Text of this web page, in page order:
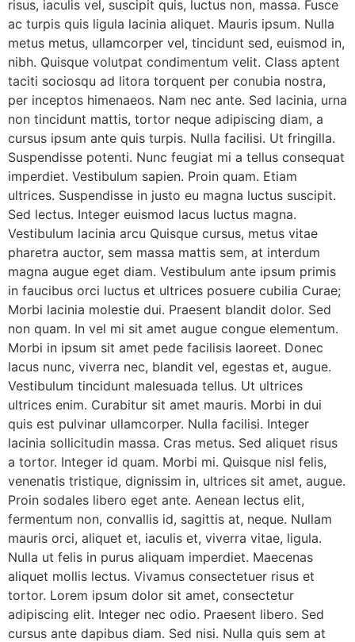
risus, iaculis vel, suscipit quis, luctus non, massa. Fusce
ac turpis quis ligula lacinia aliquet. Mauris ipsum. Nulla
metus metus, ullamcorper vel, tincidunt sed, euismod in,
nibh. Quisque volutpat condimentum velit. Class aptent
taciti sociosqu ad litora torquent per conubia nostra,
per inceptos himenaeos. Nam nec ante. Sed lacinia, urna
non tincidunt mattis, tortor neque adipiscing diam, a
cursus ipsum ante quis turpis. Nulla facilisi. Ut fringilla.
Suspendisse potenti. Nunc feugiat mi a tellus consequat
imperdiet. Vestibulum sapien. Proin quam. Etiam
ultrices. Suspendisse in justo eu magna luctus suscipit.
Sed lectus. Integer euismod lacus luctus magna.
Vestibulum lacinia arcu Quisque cursus, metus vitae
pharetra auctor, sem massa mattis sem, at interdum
magna augue eget diam. Vestibulum ante ipsum primis
in faucibus orci luctus et ultrices posuere cubilia Curae;
Morbi lacinia molestie dui. Praesent blandit dolor. Sed
non quam. In vel mi sit amet augue congue elementum.
Morbi in ipsum sit amet pede facilisis laoreet. Donec
lacus nunc, viverra nec, blandit vel, egestas et, augue.
Vestibulum tincidunt malesuada tellus. Ut ultrices
ultrices enim. Curabitur sit amet mauris. Morbi in dui
quis est pulvinar ullamcorper. Nulla facilisi. Integer
lacinia sollicitudin massa. Cras metus. Sed aliquet risus
a tortor. Integer id quam. Morbi mi. Quisque nisl felis,
venenatis tristique, dignissim in, ultrices sit amet, augue.
Proin sodales libero eget ante. Aenean lectus elit,
fermentum non, convallis id, sagittis at, neque. Nullam
mauris orci, aliquet et, iaculis et, viverra vitae, ligula.
Nulla ut felis in purus aliquam imperdiet. Maecenas
aliquet mollis lectus. Vivamus consectetuer risus et
tortor. Lorem ipsum dolor sit amet, consectetur
adipiscing elit. Integer nec odio. Praesent libero. Sed
cursus ante dapibus diam. Sed nisi. Nulla quis sem at